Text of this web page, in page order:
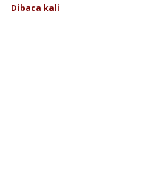
Dibaca kali